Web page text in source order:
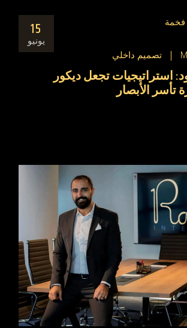
15
يونيو
تصميم داخلي
استراتيجيات تجعل ديكور
تأسر الأبصار